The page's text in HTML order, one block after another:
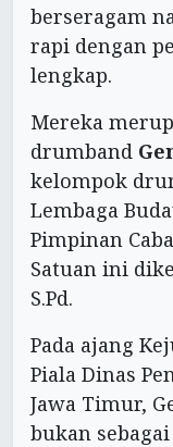
berseragam
rapi dengan
lengkap.
Mereka
drumband
kelompok
Lembaga
Pimpinan
Satuan ini
S.Pd.
Pada ajang
Piala Dinas
Jawa Timur,
bukan